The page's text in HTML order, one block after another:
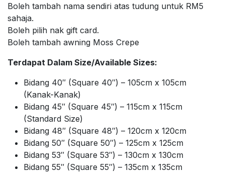
Boleh tambah nama sendiri atas tudung untuk RM5
sahaja.
Boleh pilih nak gift card.
Boleh tambah awning Moss Crepe
Terdapat Dalam Size/Available Sizes:
Bidang 40″ (Square 40″) – 105cm x 105cm
(Kanak-Kanak)
Bidang 45″ (Square 45″) – 115cm x 115cm
(Standard Size)
Bidang 48″ (Square 48″) – 120cm x 120cm
Bidang 50″ (Square 50″) – 125cm x 125cm
Bidang 53″ (Square 53″) – 130cm x 130cm
Bidang 55″ (Square 55″) – 135cm x 135cm